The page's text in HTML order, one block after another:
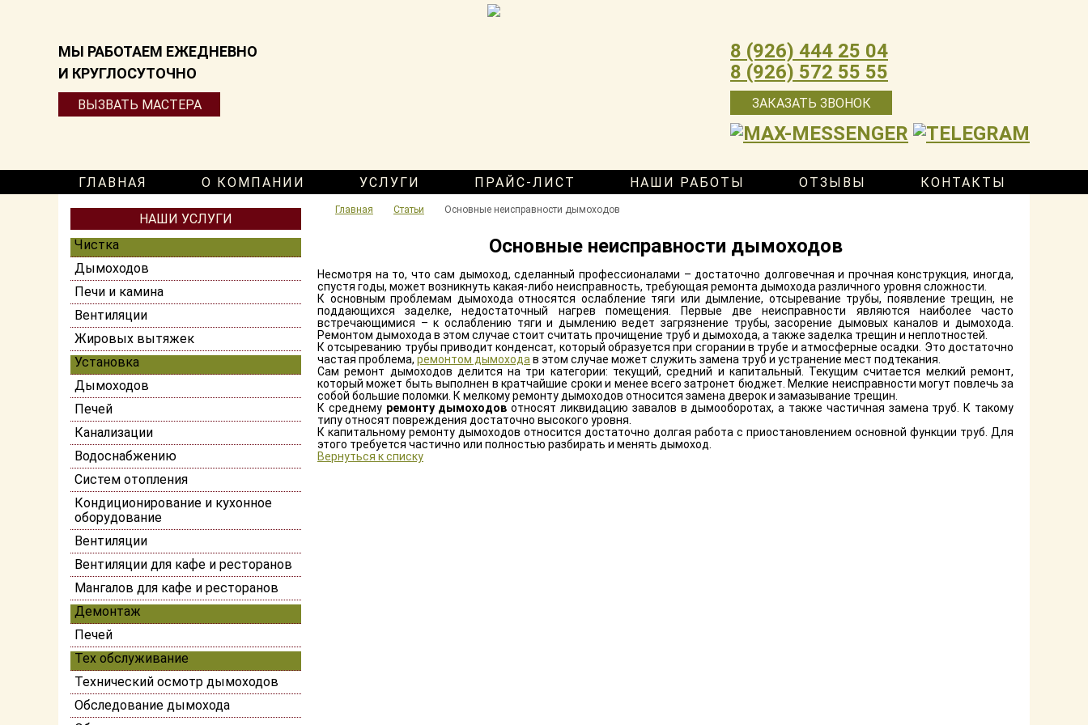
8 (926) 444 25 04
8 (926) 572 55 55
ЗАКАЗАТЬ ЗВОНОК
МЫ РАБОТАЕМ ЕЖЕДНЕВНО
И КРУГЛОСУТОЧНО
ВЫЗВАТЬ МАСТЕРА
ГЛАВНАЯ О КОМПАНИИ УСЛУГИ ПРАЙС-ЛИСТ НАШИ РАБОТЫ ОТЗЫВЫ КОНТАКТЫ
НАШИ УСЛУГИ
Чистка
Дымоходов
Печи и камина
Вентиляции
Жировых вытяжек
Установка
Дымоходов
Печей
Канализации
Водоснабжению
Систем отопления
Кондиционирование и кухонное
оборудование
Вентиляции
Вентиляции для кафе и ресторанов
Мангалов для кафе и ресторанов
Демонтаж
Печей
Тех обслуживание
Технический осмотр дымоходов
Обследование дымохода
Главная Статьи Основные неисправности дымоходов
Основные неисправности дымоходов
Несмотря на то, что сам дымоход, сделанный профессионалами – достаточно долговечная и прочная конструкция, иногда,
спустя годы, может возникнуть какая-либо неисправность, требующая ремонта дымохода различного уровня сложности.
К основным проблемам дымохода относятся ослабление тяги или дымление, отсыревание трубы, появление трещин, не
поддающихся заделке, недостаточный нагрев помещения. Первые две неисправности являются наиболее часто
встречающимися – к ослаблению тяги и дымлению ведет загрязнение трубы, засорение дымовых каналов и дымохода.
Ремонтом дымохода в этом случае стоит считать прочищение труб и дымохода, а также заделка трещин и неплотностей.
К отсыреванию трубы приводит конденсат, который образуется при сгорании в трубе и атмосферные осадки. Это достаточно
частая проблема, ремонтом дымохода в этом случае может служить замена труб и устранение мест подтекания.
Сам ремонт дымоходов делится на три категории: текущий, средний и капитальный. Текущим считается мелкий ремонт,
который может быть выполнен в кратчайшие сроки и менее всего затронет бюджет. Мелкие неисправности могут повлечь за
собой большие поломки. К мелкому ремонту дымоходов относится замена дверок и замазывание трещин.
К среднему ремонту дымоходов относят ликвидацию завалов в дымооборотах, а также частичная замена труб. К такому
типу относят повреждения достаточно высокого уровня.
К капитальному ремонту дымоходов относится достаточно долгая работа с приостановлением основной функции труб. Для
этого требуется частично или полностью разбирать и менять дымоход.
Вернуться к списку